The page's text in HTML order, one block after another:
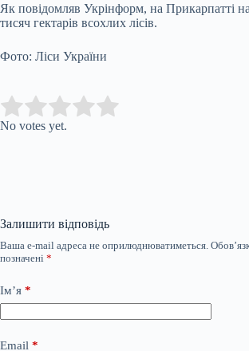
Як повідомляв Укрінформ, на Прикарпатті
тисяч гектарів всохлих лісів.
Фото: Ліси України
Rate this item:
No votes yet.
Залишити відповідь
Ваша e-mail адреса не оприлюднюватиметься.
позначені *
Ім’я *
Email *